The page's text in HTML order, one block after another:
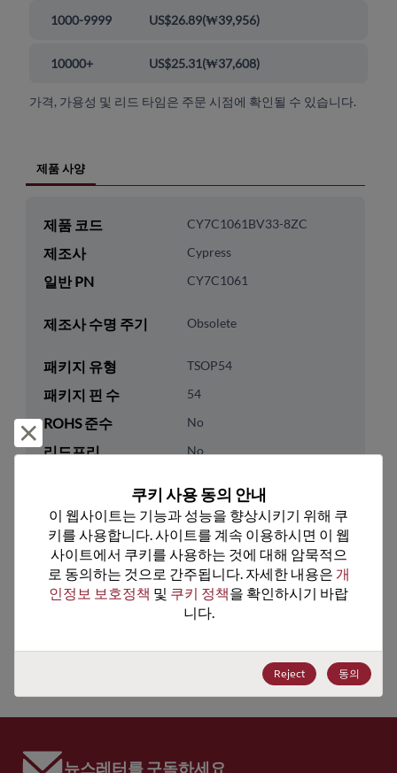
1000-9999 US$26.89(₩39,956)
10000+ US$25.31(₩37,608)
가격, 가용성 및 리드 타임은 주문 시점에 확인될 수 있습니다.
제품 사양
제품 코드 CY7C1061BV33-8ZC
제조사 Cypress
일반 PN CY7C1061
제조사 수명 주기 Obsolete
패키지 유형 TSOP54
패키지 핀 수 54
ROHS 준수 No
리드프리 No
기술 카테고리 Memory & Storage
기술 하위 카테고리 DRAM & SRAM
기술 그룹 SRAM
8542.32.0041
ECCN 3A991.B.2.A
뉴스레터를 구독하세요
거부 및 닫기
쿠키 사용 동의 안내
이 웹사이트는 기능과 성능을 향상시키기 위해 쿠
키를 사용합니다. 사이트를 계속 이용하시면 이 웹
사이트에서 쿠키를 사용하는 것에 대해 암묵적으
로 동의하는 것으로 간주됩니다. 자세한 내용은 개
인정보 보호정책 및 쿠키 정책을 확인하시기 바랍
니다.
Reject 동의